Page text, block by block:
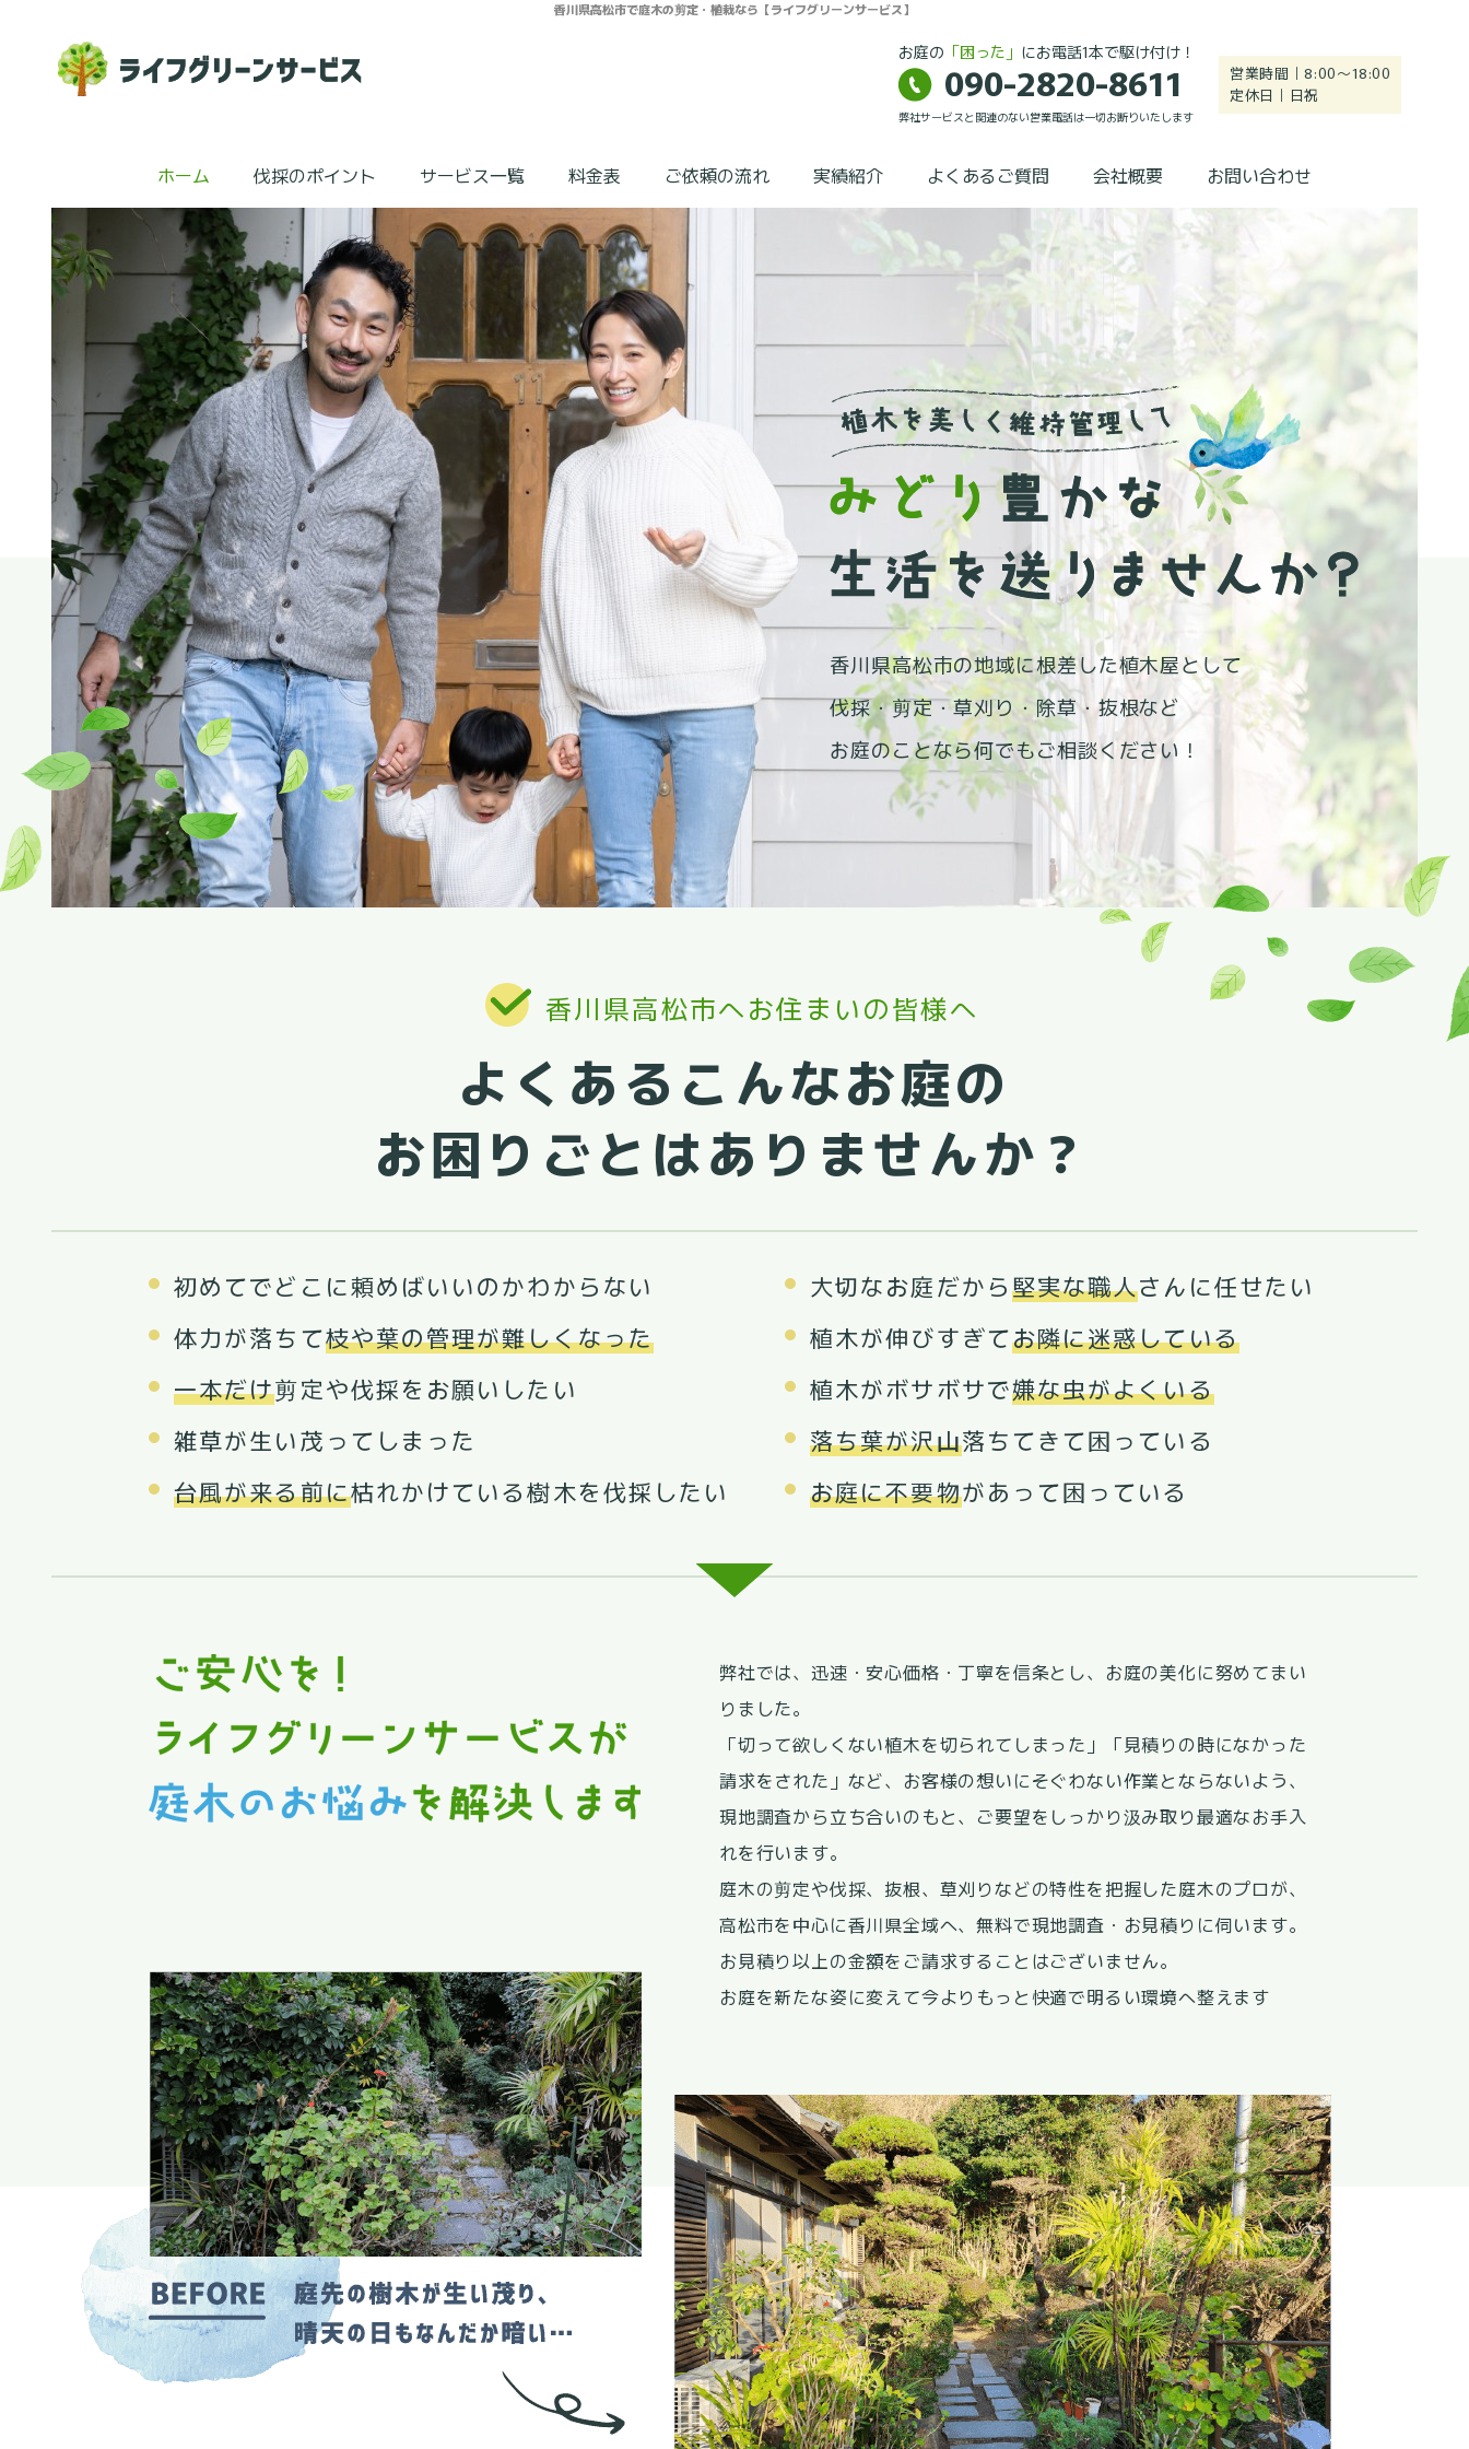
香川県高松市で庭木の剪定・植栽なら【ライフグリーンサービス】
お庭の 「困った」 にお電話1本で駆け付け！
090-2820-8611
弊社サービスと関連のない営業電話は一切お断りいたします
営業時間｜8:00～18:00
定休日｜日祝
ホーム 伐採のポイント サービス一覧 料金表 ご依頼の流れ 実績紹介
剪定
草刈り
外構工事
植栽工事(植
え込み)
その他
一般樹木予
防
防
松くい虫予
よくあるご質問 会社概要 お問い合わせ
香川県高松市の地域に根差した植木屋として
伐採・剪定・草刈り・除草・抜根など
お庭のことなら何でもご相談ください！
香川県高松市へお住まいの皆様へ
よくあるこんなお庭の
お困りごとはありませんか？
初めてでどこに頼めばいいのかわからない 大切なお庭だから堅実な職人さんに任せたい
体力が落ちて枝や葉の管理が難しくなった 植木が伸びすぎてお隣に迷惑している
一本だけ剪定や伐採をお願いしたい 植木がボサボサで嫌な虫がよくいる
雑草が生い茂ってしまった
落ち葉が沢山落ちてきて困っている
台風が来る前に枯れかけている樹木を伐採したい お庭に不要物があって困っている
弊社では、迅速・安心価格・丁寧を信条とし、お庭の美化に努めてまい
りました。
「切って欲しくない植木を切られてしまった」「見積りの時になかった
請求をされた」など、お客様の想いにそぐわない作業とならないよう、
現地調査から立ち合いのもと、ご要望をしっかり汲み取り最適なお手入
れを行います。
庭木の剪定や伐採、抜根、草刈りなどの特性を把握した庭木のプロが、
高松市を中心に香川県全域へ、無料で現地調査・お見積りに伺います。
お見積り以上の金額をご請求することはございません。
お庭を新たな姿に変えて今よりもっと快適で明るい環境へ整えます